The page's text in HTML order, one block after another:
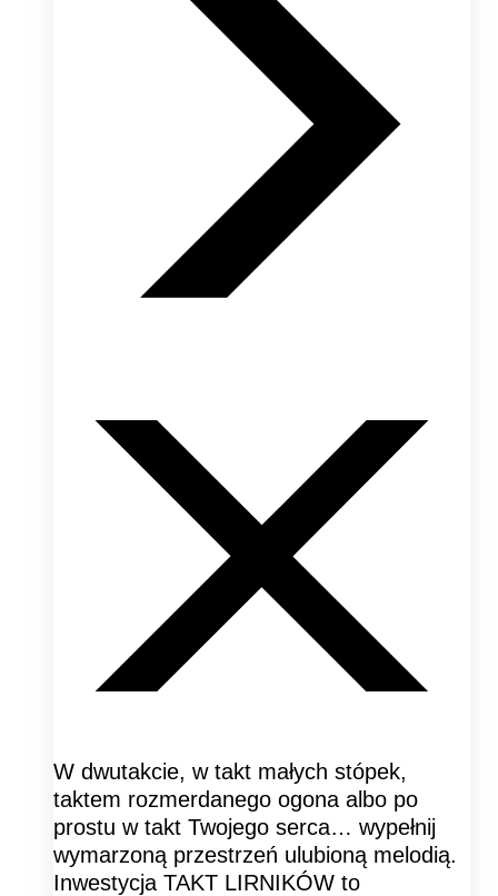
W dwutakcie, w takt małych stópek,
taktem rozmerdanego ogona albo po
prostu w takt Twojego serca… wypełnij
wymarzoną przestrzeń ulubioną melodią.
Inwestycja TAKT LIRNIKÓW to